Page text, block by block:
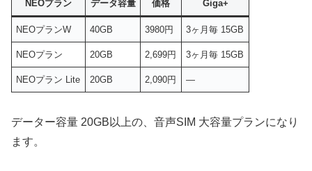
NEOプラン データ容量 価格 Giga+
NEOプランW 40GB 3980円 3ヶ月毎 15GB
NEOプラン 20GB 2,699円 3ヶ月毎 15GB
NEOプラン Lite 20GB 2,090円 ―
データー容量 20GB以上の、音声SIM 大容量プランになり
ます。